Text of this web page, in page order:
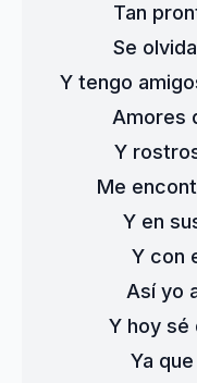
Tan
Se
Y tengo
Amores
Y
Me
Y en
Y con
Así yo
Y hoy sé
Ya